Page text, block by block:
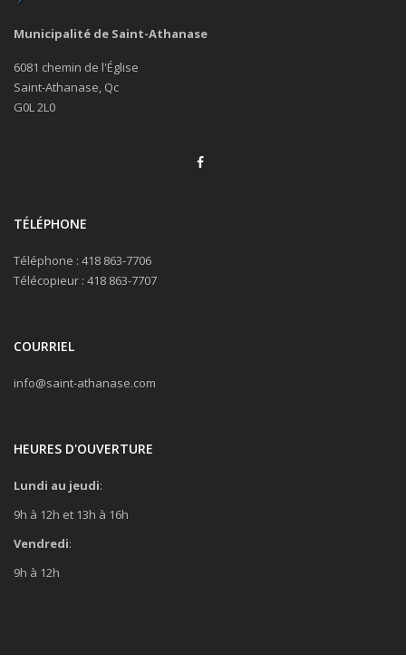
Municipalité de Saint-Athanase
6081 chemin de l'Église
Saint-Athanase, Qc
G0L 2L0
TÉLÉPHONE
Téléphone : 418 863-7706
Télécopieur : 418 863-7707
COURRIEL
info@saint-athanase.com
HEURES D'OUVERTURE
Lundi au jeudi:
9h à 12h et 13h à 16h
Vendredi:
9h à 12h